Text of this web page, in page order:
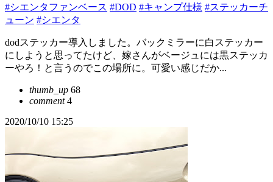
#シエンタファンベース #DOD #キャンプ仕様 #ステッカーチ
ューン #シエンタ
dodステッカー導入しました。バックミラーに白ステッカー
にしようと思ってたけど、嫁さんがベージュには黒ステッカ
ーやろ！と言うのでこの場所に。可愛い感じだか...
thumb_up 68
comment4
2020/10/10 15:25